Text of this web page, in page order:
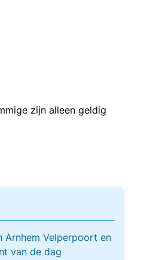
zijn alleen geldig
Arnhem Velperpoort en
van de dag